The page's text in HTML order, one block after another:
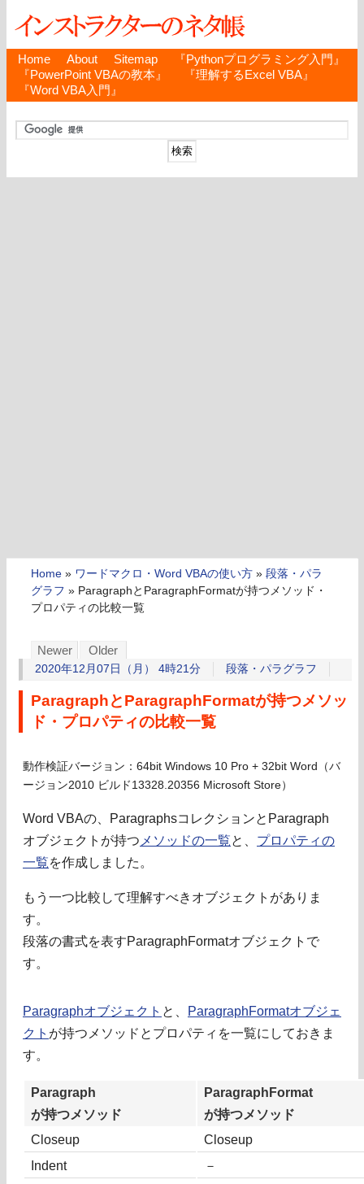
Home About Sitemap
『Pythonプログラミング入門』
『PowerPoint VBAの教本』
『理解するExcel VBA』
『Word VBA入門』
Home » ワードマクロ・Word VBAの使い方 » 段落・パラ
グラフ » ParagraphとParagraphFormatが持つメソッド・
プロパティの比較一覧
Newer Older
2020年12月07日（月） 4時21分 段落・パラグラフ
ParagraphとParagraphFormatが持つメソッ
ド・プロパティの比較一覧
動作検証バージョン：64bit Windows 10 Pro + 32bit Word（バ
ージョン2010 ビルド13328.20356 Microsoft Store）
Word VBAの、ParagraphsコレクションとParagraph
オブジェクトが持つメソッドの一覧と、 プロパティの
一覧を作成しました。
もう一つ比較して理解すべきオブジェクトがありま
す。
段落の書式を表すParagraphFormatオブジェクトで
す。
Paragraphオブジェクト と、
ParagraphFormatオブジェ
クト が持つメソッドとプロパティを一覧にしておきま
す。
Paragraph
が持つメソッド
ParagraphFormat
が持つメソッド
Closeup
Closeup
Indent
－